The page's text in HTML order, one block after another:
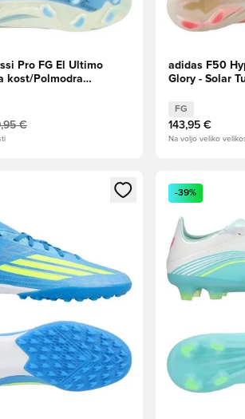
Pro FG El Ultimo
kost/Polmodra
€
adidas F50
Glory - Solar
FG
143,95 €
Na voljo veliko
prijavo ali vpis kot član Odpre Modal
-39%